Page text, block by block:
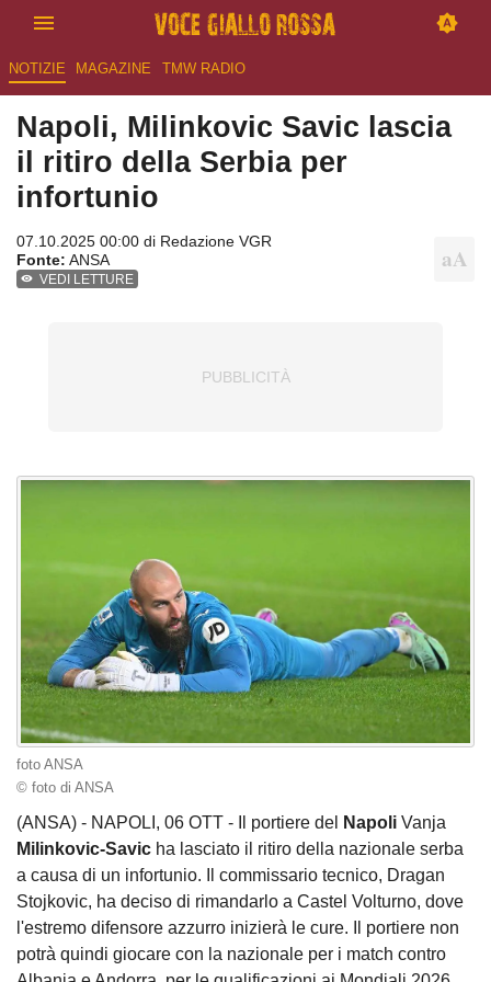
NOTIZIE MAGAZINE TMW RADIO
Napoli, Milinkovic Savic lascia
il ritiro della Serbia per
infortunio
07.10.2025 00:00 di Redazione VGR
Fonte: ANSA
VEDI LETTURE
foto ANSA
© foto di ANSA
(ANSA) - NAPOLI, 06 OTT - Il portiere del Napoli Vanja
Milinkovic-Savic ha lasciato il ritiro della nazionale serba
a causa di un infortunio. Il commissario tecnico, Dragan
Stojkovic, ha deciso di rimandarlo a Castel Volturno, dove
l'estremo difensore azzurro inizierà le cure. Il portiere non
potrà quindi giocare con la nazionale per i match contro